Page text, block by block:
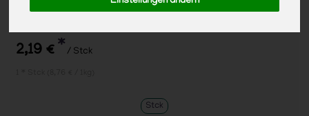
Margarine 250gr
2,19 € * / Stck
Stck